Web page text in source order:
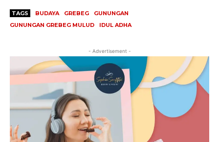
TAGS BUDAYA GREBEG
GUNUNGAN
GUNUNGAN GREBEG MULUD
IDUL ADHA
- Advertisement -